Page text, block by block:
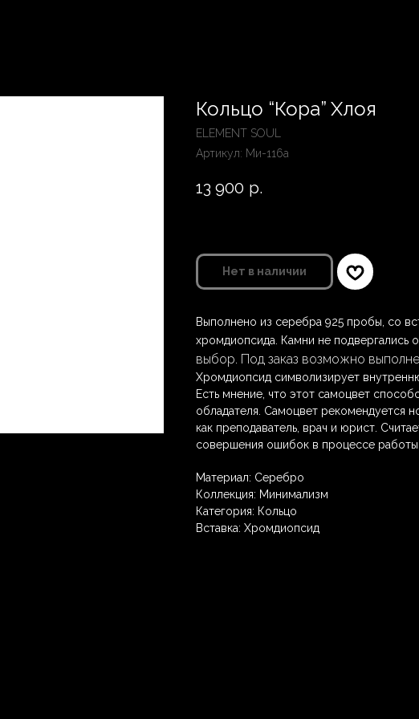
Кольцо “Кора” Хлоя
ELEMENT SOUL
Артикул: Ми-116а
13 900 р.
Нет в наличии
Выполнено из серебра 925 пробы, со
хромдиопсида. Камни не подвергались
выбор. Под заказ возможно
Хромдиопсид символизирует
Есть мнение, что этот самоцвет
обладателя. Самоцвет рекомендуется
как преподаватель, врач и юрист.
совершения ошибок в процессе работы.
Материал: Серебро
Коллекция: Минимализм
Категория: Кольцо
Вставка: Хромдиопсид